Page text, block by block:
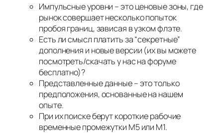
Импульсные уровни – это ценовые зоны, где
рынок совершает несколько попыток
пробоя границ, зависая в узком флэте.
Есть ли смысл платить за “секретные”
дополнения и новые версии (их вы можете
посмотреть/скачать у нас на форуме
бесплатно)?
Представленные данные – это только
предположения, основанные на нашем
опыте.
При их поиске берут короткие рабочие
временные промежутки M5 или M1.